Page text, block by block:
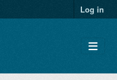
Log in